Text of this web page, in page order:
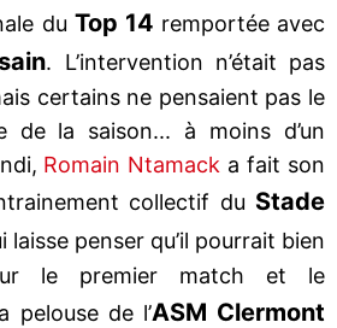
du Top 14 remportée avec
. L’intervention n’était pas
certains ne pensaient pas le
de la saison... à moins d’un
Romain Ntamack a fait son
collectif du Stade
laisse penser qu’il pourrait bien
le premier match et le
pelouse de l’ASM Clermont